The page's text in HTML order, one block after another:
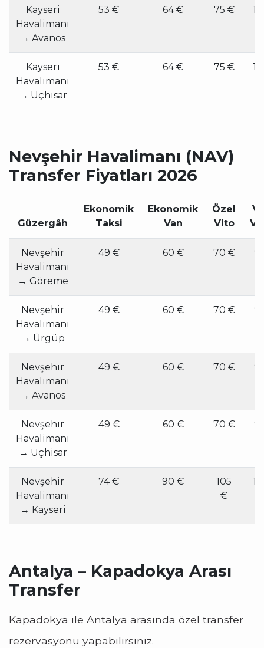
Kayseri
Havalimanı
→ Avanos
53 € 64 € 75 €
Kayseri
Havalimanı
→ Uçhisar
53 € 64 € 75 €
Nevşehir Havalimanı (NAV)
Transfer Fiyatları 2026
Güzergâh
Ekonomik
Taksi
Ekonomik
Van
Özel
Vito
Nevşehir
Havalimanı
→ Göreme
49 € 60 € 70 €
Nevşehir
Havalimanı
→ Ürgüp
49 € 60 € 70 €
Nevşehir
Havalimanı
→ Avanos
49 € 60 € 70 €
Nevşehir
Havalimanı
→ Uçhisar
49 € 60 € 70 €
Nevşehir
Havalimanı
→ Kayseri
74 € 90 €
105
€
Antalya – Kapadokya Arası
Transfer
Kapadokya ile Antalya arasında özel transfer
rezervasyonu yapabilirsiniz.